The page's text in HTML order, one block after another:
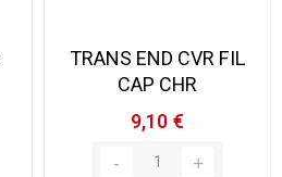
TRANS END CVR FIL
CAP CHR
9,10 €